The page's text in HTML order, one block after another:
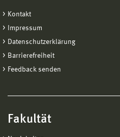
Kontakt
Impressum
Datenschutzerklärung
Barrierefreiheit
Feedback senden
Fakultät